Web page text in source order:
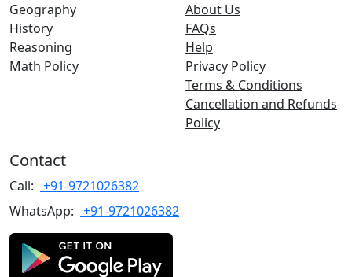
Geography
History
Reasoning
Math Policy
About Us
FAQs
Help
Privacy Policy
Terms & Conditions
Cancellation and Refunds
Policy
Contact
Call: +91-9721026382
WhatsApp: +91-9721026382